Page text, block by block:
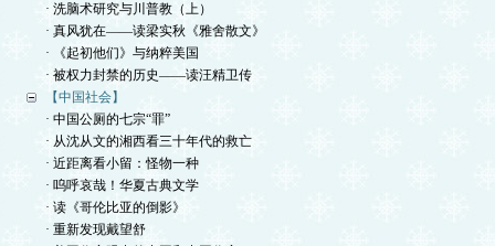
· 洗脑术研究与川普教（上）
· 真风犹在——读梁实秋《雅舍散文》
· 《起初他们》与纳粹美国
· 被权力封禁的历史——读汪精卫传
【中国社会】
· 中国公厕的七宗“罪”
· 从沈从文的湘西看三十年代的救亡
· 近距离看小留：怪物一种
· 呜呼哀哉！华夏古典文学
· 读《哥伦比亚的倒影》
· 重新发现戴望舒